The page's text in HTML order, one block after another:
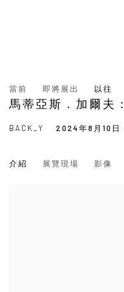
當前 即將展出 以往
馬蒂亞斯．加爾夫
2024年8月10日
BACK_Y
介紹 展覽現場 影像